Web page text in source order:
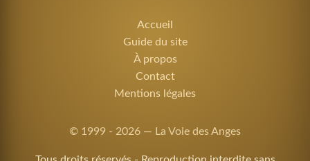
Accueil
Guide du site
À propos
Contact
Mentions légales
© 1999 - 2026 — La Voie des Anges